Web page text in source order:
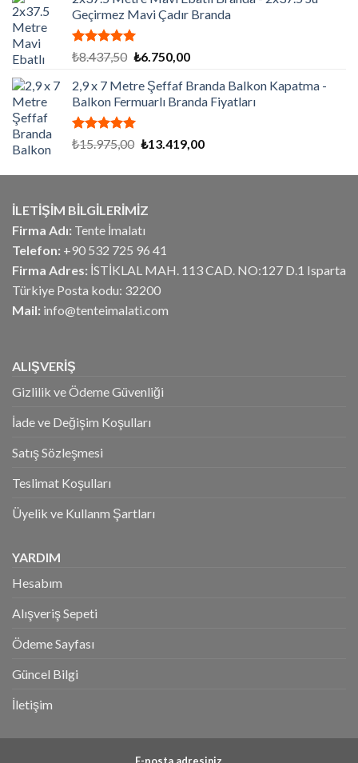
₺8.694,00.
Geçirmez Mavi Çadır Branda
5 üzerinden
oy
aldı
₺8.437,50 Orijinal
₺8.437,50.
₺6.750,00Şu
fiyat:
₺6.750,00.
2,9 x 7 Metre Şeffaf Branda Balkon Kapatma -
Balkon Fermuarlı Branda Fiyatları
5 üzerinden
₺15.975,00 Orijinal
₺15.975,00.
₺13.419,00Şu
fiyat:
İLETİŞİM BİLGİLERİMİZ
Firma Adı: Tente İmalatı
Telefon: +90 532 725 96 41
Firma Adres: İSTİKLAL MAH. 113 CAD. NO:127 D.1 Isparta
Türkiye Posta kodu: 32200
Mail: info@tenteimalati.com
ALIŞVERİŞ
Gizlilik ve Ödeme Güvenliği
İade ve Değişim Koşulları
Satış Sözleşmesi
Teslimat Koşulları
Üyelik ve Kullanm Şartları
YARDIM
Hesabım
Alışveriş Sepeti
Ödeme Sayfası
Güncel Bilgi
İletişim
E-posta adresiniz